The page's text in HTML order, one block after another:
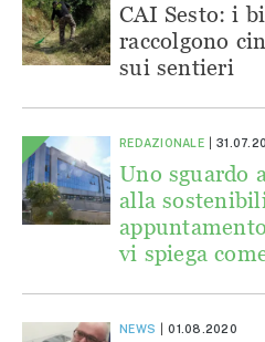
CAI Sesto: i
raccolgono
sui sentieri
REDAZIONALE
Uno sguardo
alla
vi spiega
NEWS 01.08.2020